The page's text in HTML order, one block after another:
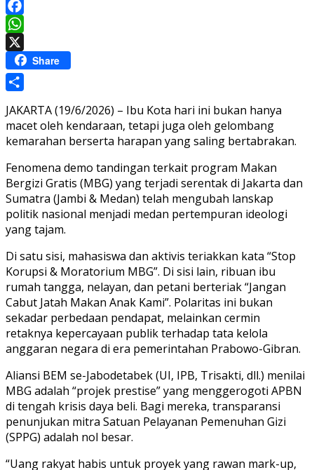
Facebook
WhatsApp
Share
JAKARTA (19/6/2026) – Ibu Kota hari ini bukan hanya
macet oleh kendaraan, tetapi juga oleh gelombang
kemarahan berserta harapan yang saling bertabrakan.
Fenomena demo tandingan terkait program Makan
Bergizi Gratis (MBG) yang terjadi serentak di Jakarta dan
Sumatra (Jambi & Medan) telah mengubah lanskap
politik nasional menjadi medan pertempuran ideologi
yang tajam.
Di satu sisi, mahasiswa dan aktivis teriakkan kata “Stop
Korupsi & Moratorium MBG”. Di sisi lain, ribuan ibu
rumah tangga, nelayan, dan petani berteriak “Jangan
Cabut Jatah Makan Anak Kami”. Polaritas ini bukan
sekadar perbedaan pendapat, melainkan cermin
retaknya kepercayaan publik terhadap tata kelola
anggaran negara di era pemerintahan Prabowo-Gibran.
Aliansi BEM se-Jabodetabek (UI, IPB, Trisakti, dll.) menilai
MBG adalah “projek prestise” yang menggerogoti APBN
di tengah krisis daya beli. Bagi mereka, transparansi
penunjukan mitra Satuan Pelayanan Pemenuhan Gizi
(SPPG) adalah nol besar.
“Uang rakyat habis untuk proyek yang rawan mark-up,